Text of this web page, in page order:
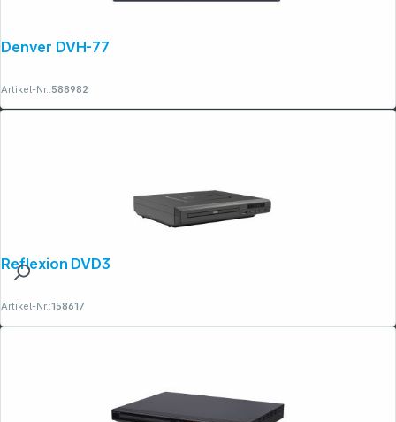
Denver DVH-7787
Artikel-Nr.:588982
Reflexion DVD367
Artikel-Nr.:158617